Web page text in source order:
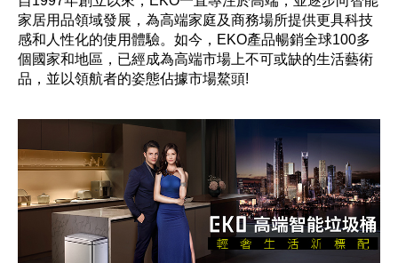
家居用品領域發展，為高端家庭及商務場所提供更具科技
感和人性化的使用體驗。如今，EKO產品暢銷全球100多
個國家和地區，已經成為高端市場上不可或缺的生活藝術
品，並以領航者的姿態佔據市場鰲頭!